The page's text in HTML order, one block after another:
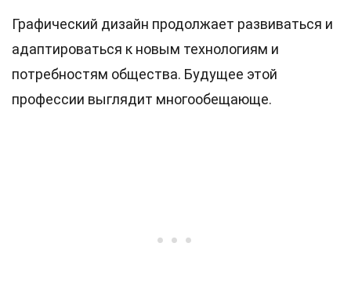
Графический дизайн продолжает развиваться и
адаптироваться к новым технологиям и
потребностям общества. Будущее этой
профессии выглядит многообещающе.